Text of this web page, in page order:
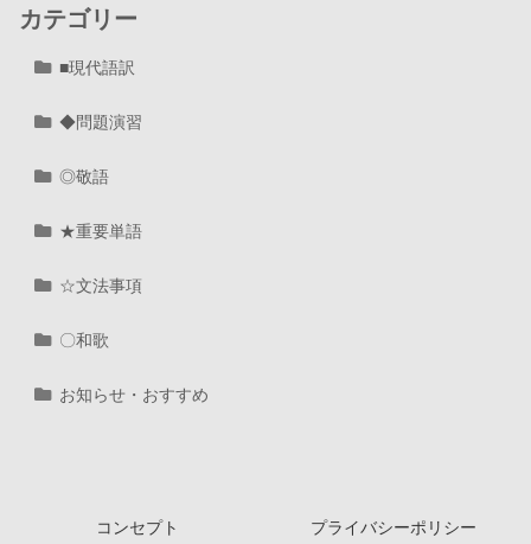
カテゴリー
■現代語訳
◆問題演習
◎敬語
★重要単語
☆文法事項
〇和歌
お知らせ・おすすめ
コンセプト プライバシーポリシー